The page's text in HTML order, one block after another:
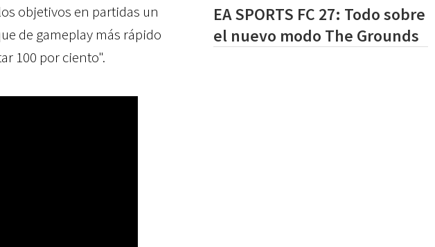
objetivos en partidas un
de gameplay más rápido
100 por ciento".
EA SPORTS FC 27: Todo sobre
el nuevo modo The Grounds